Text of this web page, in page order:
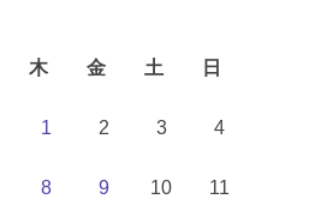
木 金 土 日
1 2 3 4
8 9 10 11